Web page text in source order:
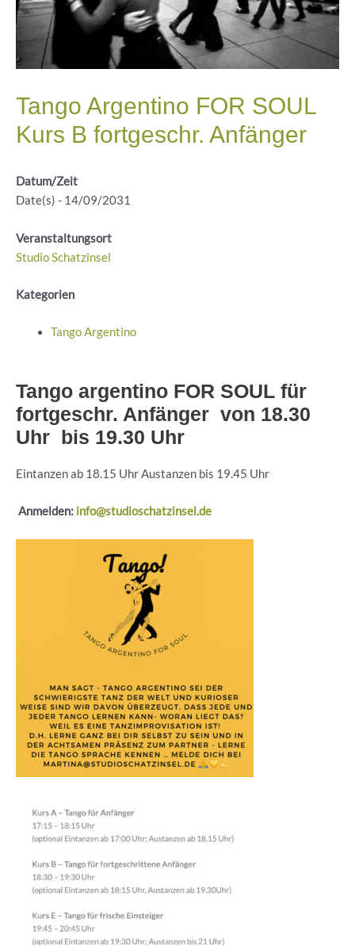
Tango Argentino FOR SOUL
Kurs B fortgeschr. Anfänger
Datum/Zeit
Date(s) - 14/09/2031
Veranstaltungsort
Studio Schatzinsel
Kategorien
Tango Argentino
Tango argentino FOR SOUL für
fortgeschr. Anfänger von 18.30
Uhr bis 19.30 Uhr
Eintanzen ab 18.15 Uhr Austanzen bis 19.45 Uhr
Anmelden: info@studioschatzinsel.de